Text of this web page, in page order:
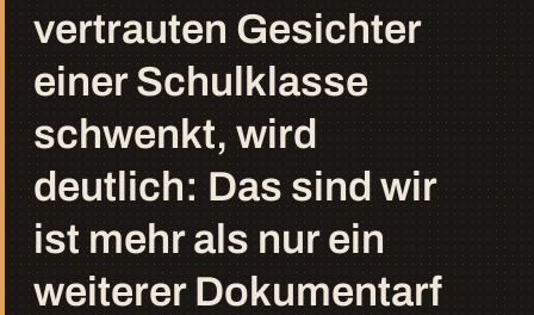
vertrauten Gesichter
einer Schulklasse
schwenkt, wird
deutlich: Das sind wir
ist mehr als nur ein
weiterer Dokumentarf